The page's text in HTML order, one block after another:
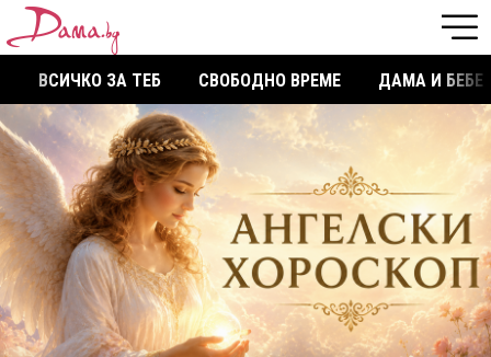
ВСИЧКО ЗА ТЕБ СВОБОДНО ВРЕМЕ ДАМА И БЕБЕ